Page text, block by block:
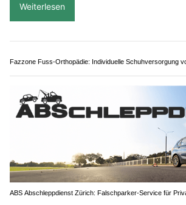
Weiterlesen